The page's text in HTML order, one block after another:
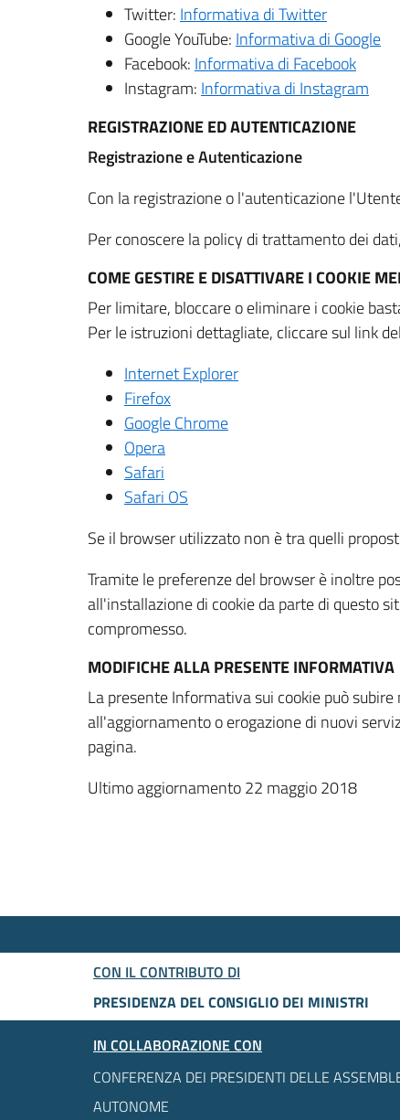
Twitter: Informativa di Twitter
Google YouTube: Informativa di Google
Facebook: Informativa di Facebook
Instagram: Informativa di Instagram
REGISTRAZIONE ED AUTENTICAZIONE
Registrazione e Autenticazione
Con la registrazione o l'autenticazione
Per conoscere la policy di trattamento dei
COME GESTIRE E DISATTIVARE I COOKIE
Per limitare, bloccare o eliminare i cookie
Per le istruzioni dettagliate, cliccare sul link
Internet Explorer
Firefox
Google Chrome
Opera
Safari
Safari OS
Se il browser utilizzato non è tra quelli
Tramite le preferenze del browser è inoltre
all'installazione di cookie da parte di questo
compromesso.
MODIFICHE ALLA PRESENTE INFORMATIVA
La presente Informativa sui cookie può
all'aggiornamento o erogazione di nuovi
pagina.
Ultimo aggiornamento 22 maggio 2018
CON IL CONTRIBUTO DI
PRESIDENZA DEL CONSIGLIO DEI MINISTRI
IN COLLABORAZIONE CON
CONFERENZA DEI PRESIDENTI DELLE
AUTONOME